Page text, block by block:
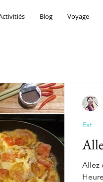
Blog Voyage
Allez
Eat